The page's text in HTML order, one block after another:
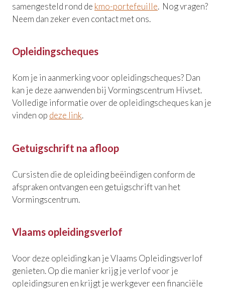
samengesteld rond de kmo-portefeuille. Nog vragen?
Neem dan zeker even contact met ons.
Opleidingscheques
Kom je in aanmerking voor opleidingscheques? Dan
kan je deze aanwenden bij Vormingscentrum Hivset.
Volledige informatie over de opleidingscheques kan je
vinden op deze link.
Getuigschrift na afloop
Cursisten die de opleiding beëindigen conform de
afspraken ontvangen een getuigschrift van het
Vormingscentrum.
Vlaams opleidingsverlof
Voor deze opleiding kan je Vlaams Opleidingsverlof
genieten. Op die manier krijg je verlof voor je
opleidingsuren en krijgt je werkgever een financiële